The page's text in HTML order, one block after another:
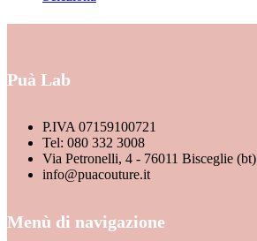
Puà Lab
P.IVA 07159100721
Tel: 080 332 3008
Via Petronelli, 4 - 76011 Bisceglie (bt)
info@puacouture.it
Menù di navigazione